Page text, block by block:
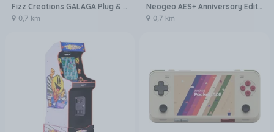
Fizz Creations GALAGA Plug & Play 320162
0,7 km
Neogeo AES+ Anniversary Edition
0,7 km